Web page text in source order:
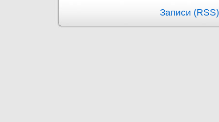
Записи (RSS)